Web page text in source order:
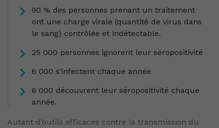
90 % des personnes prenant un traitement
ont une charge virale (quantité de virus dans
le sang) contrôlée et indétectable.
25 000 personnes ignorent leur séropositivité
6 000 s’infectent chaque année
6 000 découvrent leur séropositivité chaque
année.
Autant d’outils efficaces contre la transmission du